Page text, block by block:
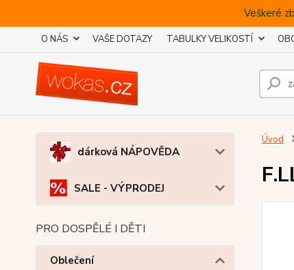
Veškeré
O NÁS VAŠE DOTAZY TABULKY VELIKOSTÍ
dárková NÁPOVĚDA
SALE - VÝPRODEJ
PRO DOSPĚLÉ I DĚTI
Oblečení
Úvod